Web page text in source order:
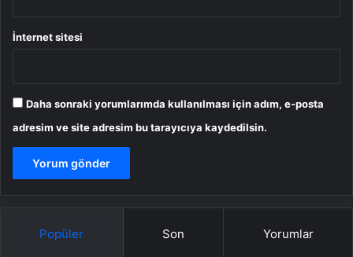
İnternet sitesi
Daha sonraki yorumlarımda kullanılması için adım, e-posta
adresim ve site adresim bu tarayıcıya kaydedilsin.
Popüler Son Yorumlar